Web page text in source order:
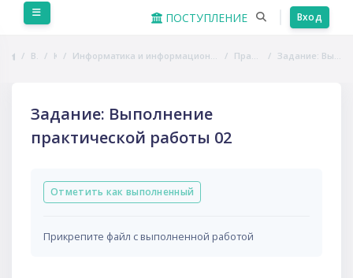
Перейти к основному содержанию
ПОСТУПЛЕНИЕ Вход
В начало Курсы Информатика и информационно-коммуникационные технологии в профессиональной деятельности Практические занятия Задание: Выполнение практической работы 02
Задание: Выполнение
практической работы 02
Отметить как выполненный
Прикрепите файл с выполненной работой